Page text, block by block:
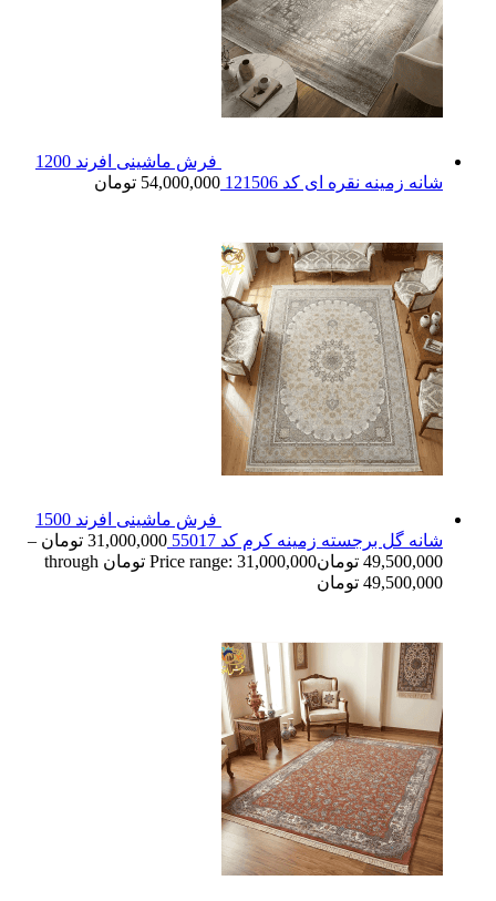
فرش ماشینی افرند 1200
شانه زمینه نقره ای کد 121506
54,000,000 تومان
فرش ماشینی افرند 1500
شانه گل برجسته زمینه کرم کد 55017
31,000,000 تومان –
49,500,000 تومان
Price range: 31,000,000 تومان through
49,500,000 تومان